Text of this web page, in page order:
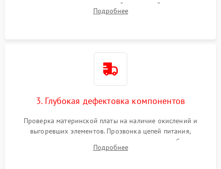
очистка внутренних полостей, шестерней и плат от
скопившейся пыли, волос и шерсти животных с
Подробнее
3. Глубокая дефектовка компонентов
Проверка материнской платы на наличие окислений и
выгоревших элементов. Прозвонка цепей питания,
тестирование приводных моторов колес и турбины
всасывания. Оценка состояния оптических и инфракрасных
Подробнее